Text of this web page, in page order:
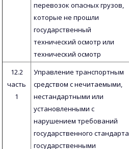
перевозок опасных грузов,
которые не прошли
государственный
технический осмотр или
технический осмотр
12.2
часть
1
Управление транспортным
средством с нечитаемыми,
нестандартными или
установленными с
нарушением требований
государственного стандарта
государственными